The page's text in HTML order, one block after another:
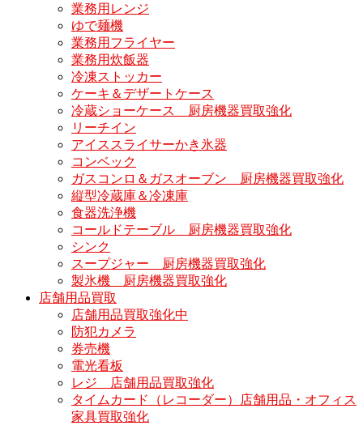
業務用レンジ
ゆで麺機
業務用フライヤー
業務用炊飯器
冷凍ストッカー
ケーキ＆デザートケース
冷蔵ショーケース 厨房機器買取強化
リーチイン
アイススライサーかき氷器
コンベック
ガスコンロ＆ガスオーブン 厨房機器買取強化
縦型冷蔵庫＆冷凍庫
食器洗浄機
コールドテーブル 厨房機器買取強化
シンク
スープジャー 厨房機器買取強化
製氷機 厨房機器買取強化
店舗用品買取
店舗用品買取強化中
防犯カメラ
券売機
電光看板
レジ 店舗用品買取強化
タイムカード（レコーダー）店舗用品・オフィス
家具買取強化